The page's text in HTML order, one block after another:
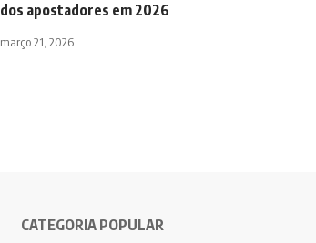
dos apostadores em 2026
março 21, 2026
CATEGORIA POPULAR